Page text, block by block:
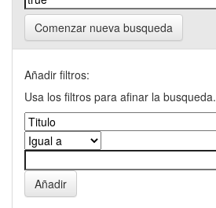
Comenzar nueva busqueda
Añadir filtros:
Usa los filtros para afinar la busqueda.